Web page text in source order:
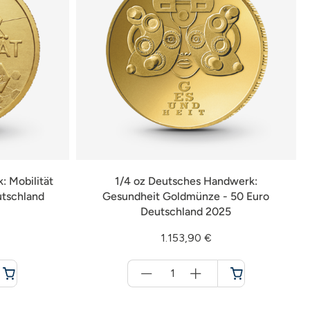
Mobilität
1/4 oz Deutsches Handwerk:
Gesundheit Goldmünze - 50 Euro
Deutschland 2025
1.153,90 €